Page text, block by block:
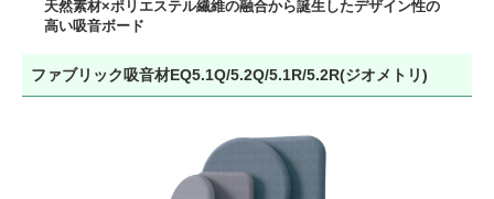
天然素材×ポリエステル繊維の融合から誕生したデザイン性の
高い吸音ボード
ファブリック吸音材EQ5.1Q/5.2Q/5.1R/5.2R(ジオメトリ)